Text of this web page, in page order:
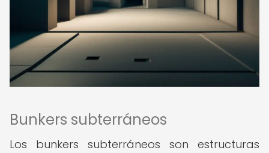
Bunkers subterráneos
Los bunkers subterráneos son estructuras